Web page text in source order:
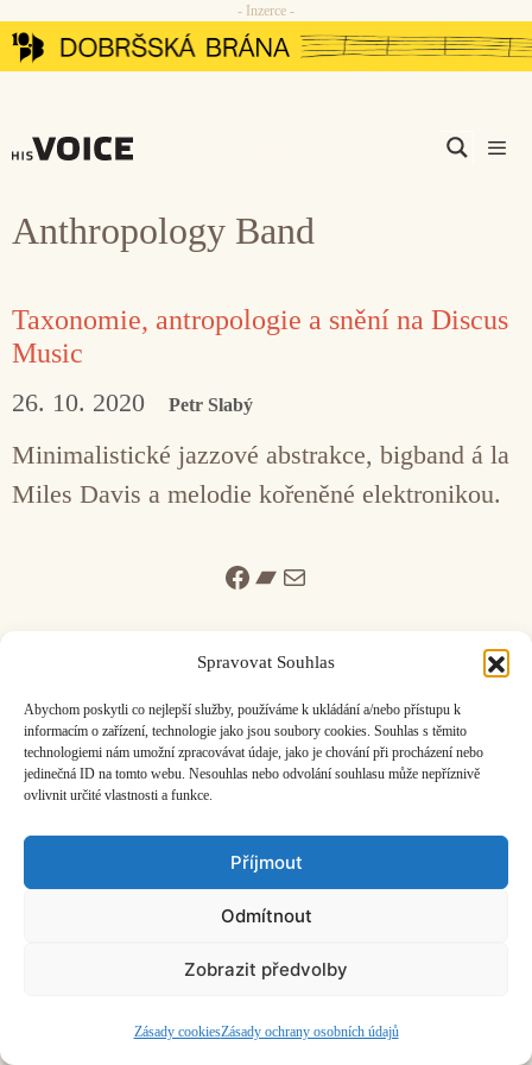
Spravovat Souhlas
Abychom poskytli co nejlepší služby, používáme k ukládání a/nebo přístupu k
informacím o zařízení, technologie jako jsou soubory cookies. Souhlas s těmito
technologiemi nám umožní zpracovávat údaje, jako je chování při procházení nebo
jedinečná ID na tomto webu. Nesouhlas nebo odvolání souhlasu může nepříznivě
ovlivnit určité vlastnosti a funkce.
Příjmout
Odmítnout
Zobrazit předvolby
Zásady cookiesZásady ochrany osobních údajů
Přeskočit
na
- Inzerce -
Anthropology Band
Taxonomie, antropologie a snění na Discus
Music
26. 10. 2020 Petr Slabý
Minimalistické jazzové abstrakce, bigband á la
Miles Davis a melodie kořeněné elektronikou.
Facebook
Bandcamp
Mail
ČASOPIS O JINÉ HUDBĚ | vydáváHudební informační středisko
založeno 2001 | Kontaktujte nás: info@hisvoice.cz
©2026 HISvoice – design a admin
Atelier Dokument